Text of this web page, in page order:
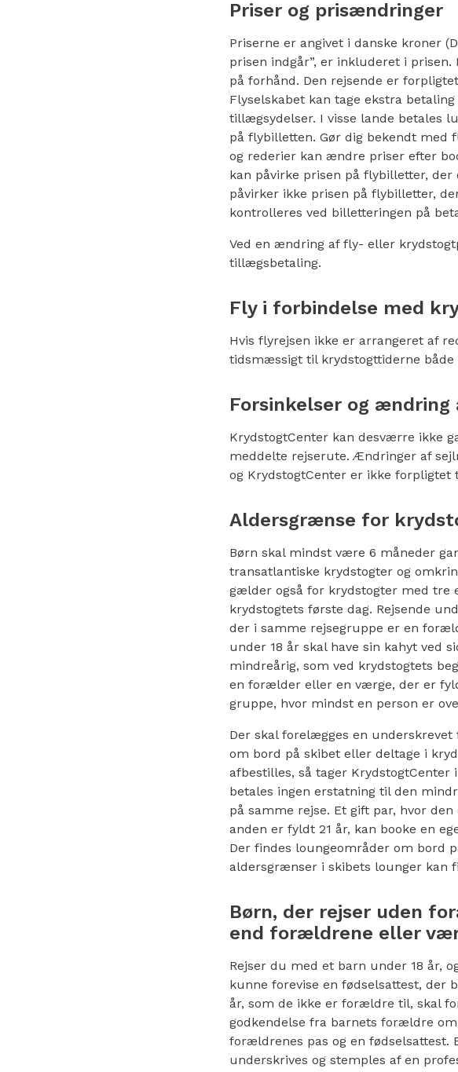
Priser og prisændringer
Priserne er angivet i danske kroner
prisen indgår”, er inkluderet i
på forhånd. Den rejsende er
Flyselskabet kan tage ekstra
tillægsydelser. I visse lande betales
på flybilletten. Gør dig bekendt med
og rederier kan ændre priser efter
kan påvirke prisen på flybilletter,
påvirker ikke prisen på flybilletter,
kontrolleres ved billetteringen på
Ved en ændring af fly- eller
tillægsbetaling.
Fly i forbindelse med
Hvis flyrejsen ikke er arrangeret af
tidsmæssigt til krydstogttiderne både
Forsinkelser og ændring
KrydstogtCenter kan desværre ikke
meddelte rejserute. Ændringer af
og KrydstogtCenter er ikke
Aldersgrænse for
Børn skal mindst være 6 måneder
transatlantiske krydstogter og
gælder også for krydstogter med tre
krydstogtets første dag. Rejsende
der i samme rejsegruppe er en
under 18 år skal have sin kahyt ved
mindreårig, som ved krydstogtets
en forælder eller en værge, der er
gruppe, hvor mindst en person er
Der skal forelægges en
om bord på skibet eller deltage i
afbestilles, så tager
betales ingen erstatning til den
på samme rejse. Et gift par, hvor
anden er fyldt 21 år, kan booke en
Der findes loungeområder om bord
aldersgrænser i skibets lounger kan
Børn, der rejser uden
end forældrene eller
Rejser du med et barn under 18 år,
kunne forevise en fødselsattest, der
år, som de ikke er forældre til, skal
godkendelse fra barnets forældre
forældrenes pas og en
underskrives og stemples af en